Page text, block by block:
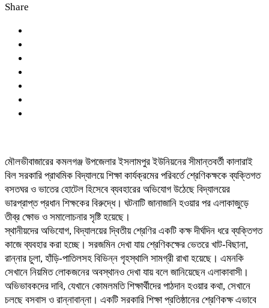
Share
মৌলভীবাজারের কমলগঞ্জ উপজেলার ইসলামপুর ইউনিয়নের সীমান্তবর্তী কালারাই
বিল সরকারি প্রাথমিক বিদ্যালয়ে শিক্ষা কার্যক্রমের পরিবর্তে শ্রেণিকক্ষকে ব্যক্তিগত
বসতঘর ও ভাতের হোটেল হিসেবে ব্যবহারের অভিযোগ উঠেছে বিদ্যালয়ের
ভারপ্রাপ্ত প্রধান শিক্ষকের বিরুদ্ধে। ঘটনাটি জানাজানি হওয়ার পর এলাকাজুড়ে
তীব্র ক্ষোভ ও সমালোচনার সৃষ্টি হয়েছে।
স্থানীয়দের অভিযোগ, বিদ্যালয়ের দ্বিতীয় শ্রেণির একটি কক্ষ দীর্ঘদিন ধরে ব্যক্তিগত
কাজে ব্যবহার করা হচ্ছে। সরজমিন দেখা যায় শ্রেণিকক্ষের ভেতরে খাট-বিছানা,
রান্নার চুলা, হাঁড়ি-পাতিলসহ বিভিন্ন গৃহস্থালি সামগ্রী রাখা হয়েছে। এমনকি
সেখানে নিয়মিত লোকজনের অবস্থানও দেখা যায় বলে জানিয়েছেন এলাকাবাসী।
অভিভাবকদের দাবি, যেখানে কোমলমতি শিক্ষার্থীদের পাঠদান হওয়ার কথা, সেখানে
চলছে বসবাস ও রান্নাবান্না। একটি সরকারি শিক্ষা প্রতিষ্ঠানের শ্রেণিকক্ষ এভাবে